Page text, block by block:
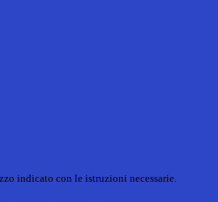
indicato con le istruzioni necessarie.